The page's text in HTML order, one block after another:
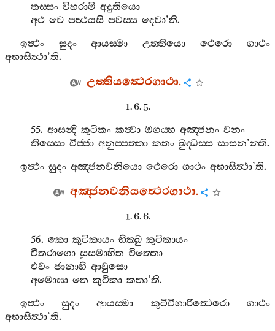
තස‍්සං විහරාමි අදුතියො
අථ චෙ පත්‍ථයසි පවස‍්ස දෙවා’ති.
ඉත්‍ථං
සුදං ආයස‍්මා උත‍්තියො ථෙරො
ගාථං
අභාසිත්‍ථා’ති.
උත‍්තියත්‍ථෙරගාථා.
1. 6. 5.
55.ආසන්‍දි කුටිකං කත්‍වා ඔගය‍්හ අඤ‍්ජනං වනං
තිස‍්සො විජ‍්ජා අනුප‍්පත‍්තා කතං බුද‍්ධස‍්ස සාසන’න‍්ති.
ඉත්‍ථං සුදං අඤ‍්ජනවනියො ථෙරො ගාථං අභාසිත්‍ථා’ති.
අඤ‍්ජනවනියත්‍ථෙරගාථා.
1. 6. 6.
56.කො කුටිකායං භික‍්ඛු කුටිකායං
වීතරාගො සුසමාහිත චිත‍්තො
එවං ජානාහි ආවුසො
අමොඝා තෙ කුටිකා කතා’ති.
ඉත්‍ථං
සුදං ආයස‍්මා කුටිවිහාරිත්‍ථෙරො
ගාථං
අභාසිත්‍ථා’ති.